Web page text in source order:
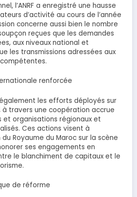
l’ANRF a enregistré une hausse
d’activité au cours de l’année
concerne aussi bien le nombre
reçues que les demandes
aux niveaux national et
les transmissions adressées aux
renforcée
les efforts déployés sur
à travers une coopération accrue
et organisations régionaux et
Ces actions visent à
Royaume du Maroc sur la scène
ses engagements en
le blanchiment de capitaux et le
de réforme